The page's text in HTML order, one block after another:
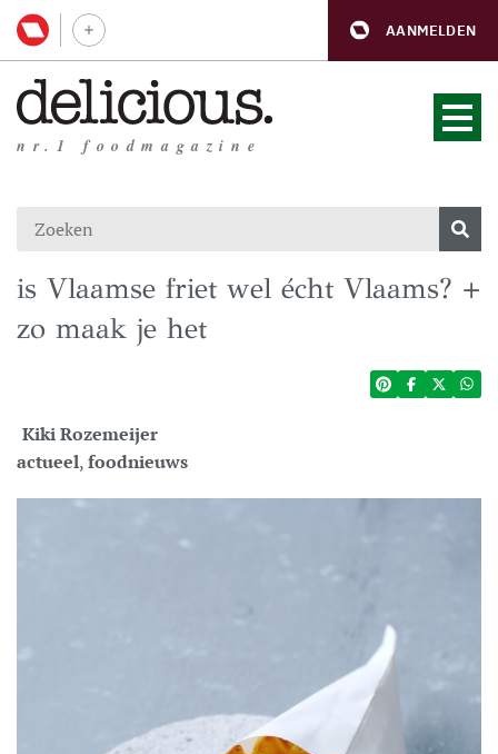
AANMELDEN
nr.1 foodmagazine
is Vlaamse friet wel écht Vlaams? +
zo maak je het
Kiki Rozemeijer
actueel,foodnieuws